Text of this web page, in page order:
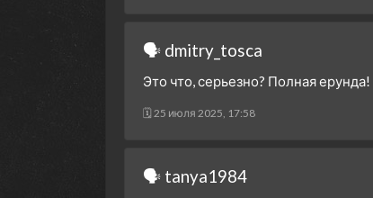
🗣 dmitry_tosca
Это что, серьезно? Полная
🗓 25 июля 2025, 17:58
🗣 tanya1984